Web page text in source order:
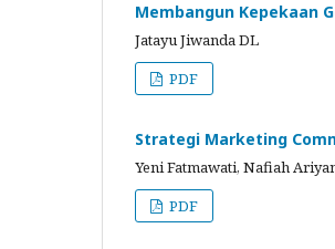
Membangun Kepekaan
Jatayu Jiwanda DL
PDF
Strategi Marketing
Yeni Fatmawati, Nafiah
PDF